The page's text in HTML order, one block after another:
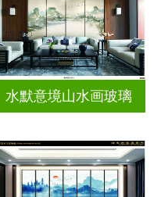
水默意境山水画玻璃